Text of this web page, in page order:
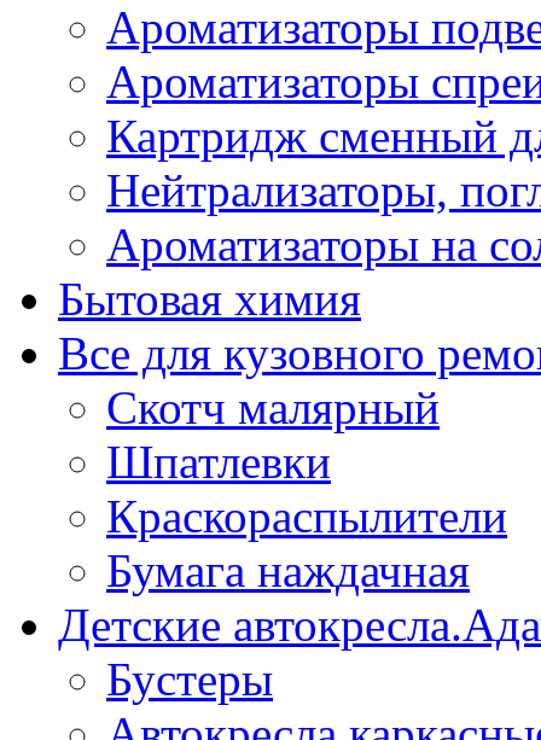
Ароматизаторы
Ароматизаторы
Картридж сменный
Нейтрализаторы,
Ароматизаторы на
Бытовая химия
Все для кузовного
Скотч малярный
Шпатлевки
Краскораспылители
Бумага наждачная
Детские
Бустеры